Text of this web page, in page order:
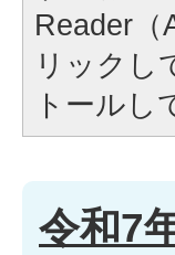
Reader
リックし
トールし
令和7